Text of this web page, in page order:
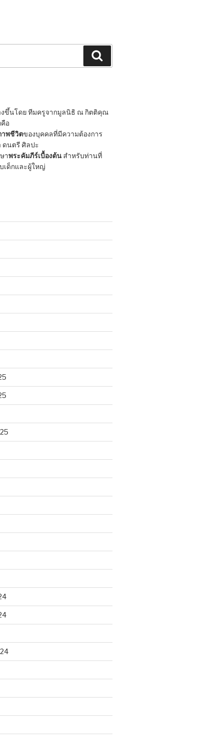
งขึ้นโดย ทีมครูจากมูลนิธิ ณ กิตติคุณ
อ
พชีวิตของบุคคลที่มีความต้องการ
ดนตรี ศิลปะ
าพระคัมภีร์เบื้องต้น สำหรับท่านที่
เด็กและผู้ใหญ่